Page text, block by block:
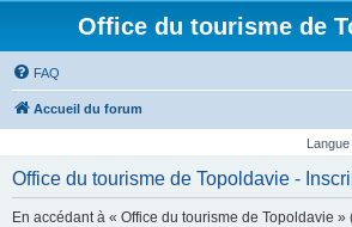
Office du tourisme de
FAQ
Accueil du forum
Langue
Office du tourisme de Topoldavie -
En accédant à « Office du tourisme de Topoldavie